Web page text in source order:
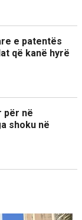
e patentës
që kanë hyrë
për në
shoku në